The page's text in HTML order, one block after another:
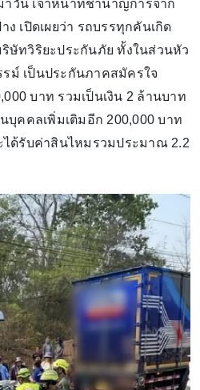
วัน เจ้าหน้าที่ชำนาญการจาก
เปิดเผยว่า รถบรรทุกคันเกิด
ษัทวิริยะประกันภัย ทั้งในส่วนหัว
ม์ เป็นประกันภาคสมัครใจ
บาท รวมเป็นเงิน 2 ล้านบาท
บุคคลเพิ่มเติมอีก 200,000 บาท
ได้รับค่าสินไหมรวมประมาณ 2.2